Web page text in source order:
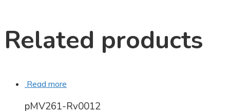
Related products
Read more
pMV261-Rv0012